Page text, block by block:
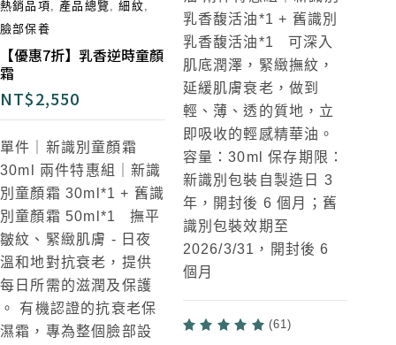
熱銷品項 產品總覽 ,細紋
臉部保養
【優惠7折】乳香逆時童顏
霜
NT$2,550
單件｜新識別童顏霜
30ml
兩件特惠組｜新識
別童顏霜 30ml*1 + 舊識
別童顏霜 50ml*1
撫平
皺紋、緊緻肌膚 - 日夜
溫和地對抗衰老，提供
每日所需的滋潤及保護
。 有機認證的抗衰老保
濕霜，專為整個臉部設
乳香馥活油*1 + 舊識別
乳香馥活油*1
可深入
肌底潤澤，緊緻撫紋，
延緩肌膚衰老，做到
輕、薄、透的質地，立
即吸收的輕感精華油。
容量：30ml 保存期限：
新識別包裝自製造日 3
年，開封後 6 個月；舊
識別包裝效期至
2026/3/31，開封後 6
個月
(61)